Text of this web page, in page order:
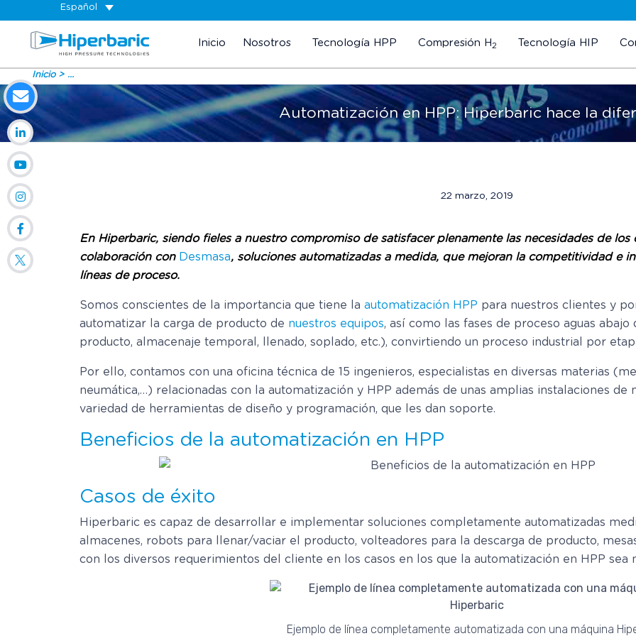
Español
Inicio Nosotros Tecnología HPP Compresión H2 Tecnología HIP
Inicio ...
Automatización en HPP: Hiperbaric hace la
22 marzo, 2019
En Hiperbaric, siendo fieles a nuestro compromiso de satisfacer plenamente las necesidades de los
colaboración con Desmasa, soluciones automatizadas a medida, que mejoran la competitividad e
líneas de proceso.
Somos conscientes de la importancia que tiene la automatización HPP para nuestros clientes y
automatizar la carga de producto de nuestros equipos, así como las fases de proceso aguas
producto, almacenaje temporal, llenado, soplado, etc.), convirtiendo un proceso industrial por
Por ello, contamos con una oficina técnica de 15 ingenieros, especialistas en diversas materias
neumática,…) relacionadas con la automatización y HPP además de unas amplias instalaciones
variedad de herramientas de diseño y programación, que les dan soporte.
Beneficios de la automatización en HPP
Casos de éxito
Hiperbaric es capaz de desarrollar e implementar soluciones completamente automatizadas
almacenes, robots para llenar/vaciar el producto, volteadores para la descarga de producto,
con los diversos requerimientos del cliente en los casos en los que la automatización en HPP sea
Ejemplo de línea completamente automatizada con una máquina